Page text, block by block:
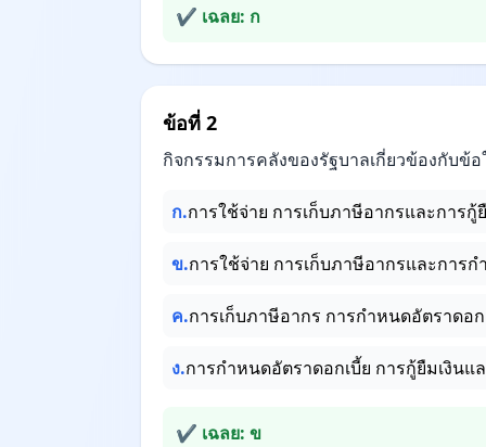
✔ เฉลย: ก
ข้อที่ 2
กิจกรรมการคลังของรัฐบาลเกี่ยวข้องกับข้อ
ก.การใช้จ่าย การเก็บภาษีอากรและการกู้
ข.การใช้จ่าย การเก็บภาษีอากรและการ
ค.การเก็บภาษีอากร การกำหนดอัตราดอ
ง.การกำหนดอัตราดอกเบี้ย การกู้ยืมเงินแ
✔ เฉลย: ข